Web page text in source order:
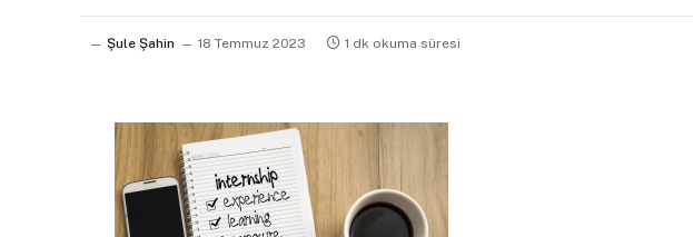
Şule Şahin 18 Temmuz 2023 1 dk okuma süresi